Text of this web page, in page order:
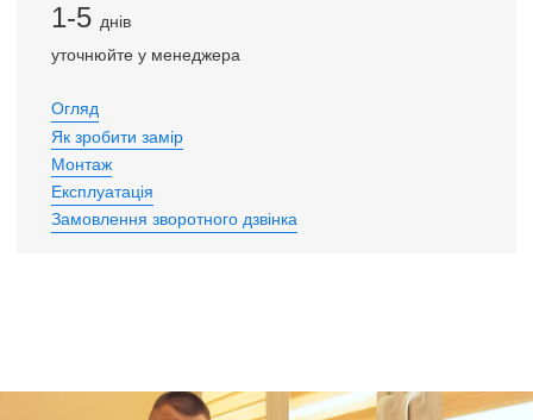
1-5 днів
уточнюйте у менеджера
Огляд
Як зробити замір
Монтаж
Експлуатація
Замовлення зворотного дзвінка